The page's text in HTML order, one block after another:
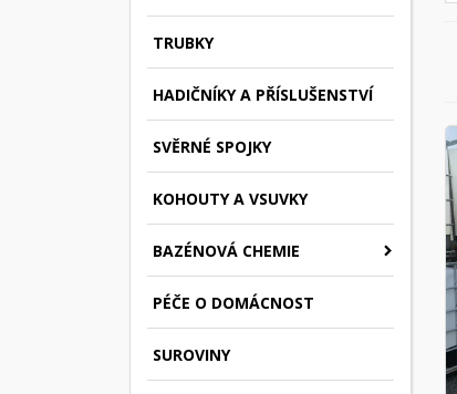
TRUBKY
HADIČNÍKY A PŘÍSLUŠENSTVÍ
SVĚRNÉ SPOJKY
KOHOUTY A VSUVKY
BAZÉNOVÁ CHEMIE
PÉČE O DOMÁCNOST
SUROVINY